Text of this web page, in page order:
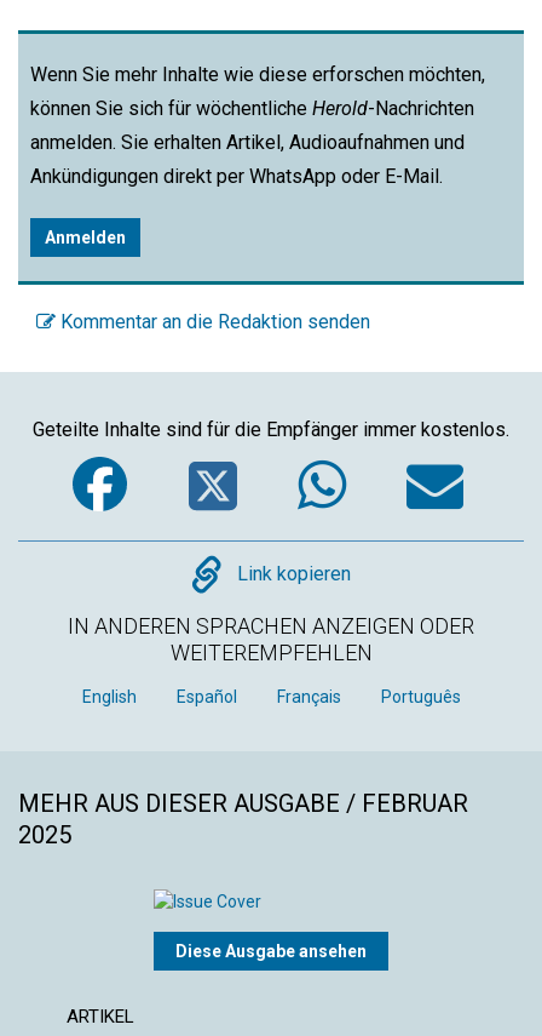
Wenn Sie mehr Inhalte wie diese erforschen möchten,
können Sie sich für wöchentliche Herold-Nachrichten
anmelden. Sie erhalten Artikel, Audioaufnahmen und
Ankündigungen direkt per WhatsApp oder E-Mail.
Anmelden
Kommentar an die Redaktion senden
Geteilte Inhalte sind für die Empfänger immer kostenlos.
Facebook
Twitter
Copy
Link kopieren
IN ANDEREN SPRACHEN ANZEIGEN ODER
WEITEREMPFEHLEN
English Español Français Português
MEHR AUS DIESER AUSGABE / FEBRUAR
2025
Diese Ausgabe ansehen
ARTIKEL